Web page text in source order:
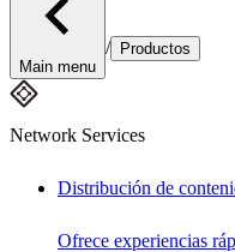
Main menu
/ Productos
Network Services
Distribución de
Ofrece experiencias